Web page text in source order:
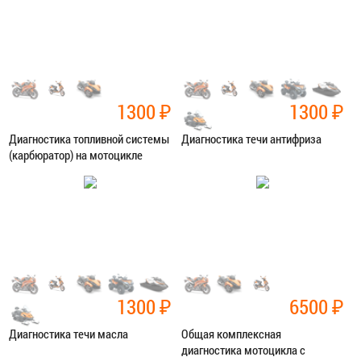
1300₽
Диагностика топливной системы
(карбюратор) на мотоцикле
Диагностика
1300₽
Диагностика течи антифриза
Диагностика
1300₽
Диагностика течи масла
6500₽
Общая комплексная
диагностика мотоцикла с